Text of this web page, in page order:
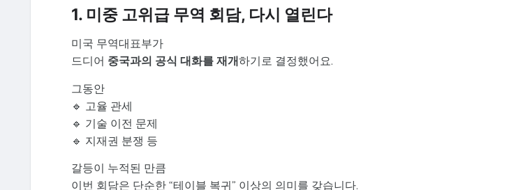
1. 미중 고위급 무역 회담, 다시 열린다
미국 무역대표부가
드디어 중국과의 공식 대화를 재개하기로 결정했어요.
그동안
🔹 고율 관세
🔹 기술 이전 문제
🔹 지재권 분쟁 등
갈등이 누적된 만큼
이번 회담은 단순한 “테이블 복귀” 이상의 의미를 갖습니다.